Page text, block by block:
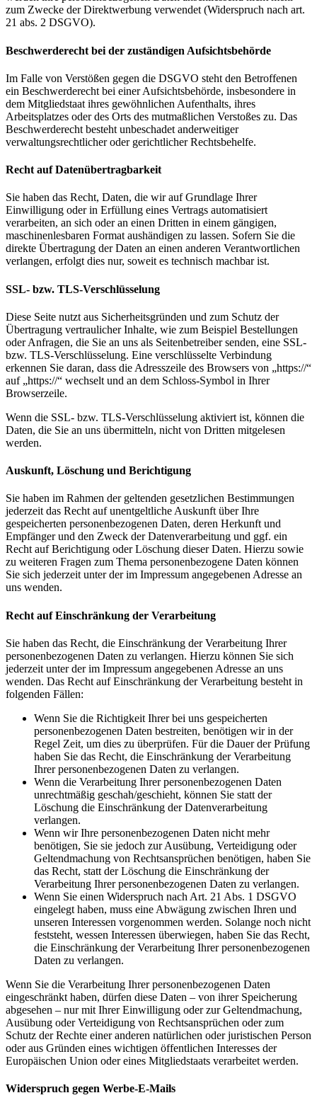
zum Zwecke der Direktwerbung verwendet (Widerspruch nach art.
21 abs. 2 DSGVO).
Beschwerderecht bei der zuständigen Aufsichtsbehörde
Im Falle von Verstößen gegen die DSGVO steht den Betroffenen
ein Beschwerderecht bei einer Aufsichtsbehörde, insbesondere in
dem Mitgliedstaat ihres gewöhnlichen Aufenthalts, ihres
Arbeitsplatzes oder des Orts des mutmaßlichen Verstoßes zu. Das
Beschwerderecht besteht unbeschadet anderweitiger
verwaltungsrechtlicher oder gerichtlicher Rechtsbehelfe.
Recht auf Datenübertragbarkeit
Sie haben das Recht, Daten, die wir auf Grundlage Ihrer
Einwilligung oder in Erfüllung eines Vertrags automatisiert
verarbeiten, an sich oder an einen Dritten in einem gängigen,
maschinenlesbaren Format aushändigen zu lassen. Sofern Sie die
direkte Übertragung der Daten an einen anderen Verantwortlichen
verlangen, erfolgt dies nur, soweit es technisch machbar ist.
SSL- bzw. TLS-Verschlüsselung
Diese Seite nutzt aus Sicherheitsgründen und zum Schutz der
Übertragung vertraulicher Inhalte, wie zum Beispiel Bestellungen
oder Anfragen, die Sie an uns als Seitenbetreiber senden, eine SSL-
bzw. TLS-Verschlüsselung. Eine verschlüsselte Verbindung
erkennen Sie daran, dass die Adresszeile des Browsers von „https://“
auf „https://“ wechselt und an dem Schloss-Symbol in Ihrer
Browserzeile.
Wenn die SSL- bzw. TLS-Verschlüsselung aktiviert ist, können die
Daten, die Sie an uns übermitteln, nicht von Dritten mitgelesen
werden.
Auskunft, Löschung und Berichtigung
Sie haben im Rahmen der geltenden gesetzlichen Bestimmungen
jederzeit das Recht auf unentgeltliche Auskunft über Ihre
gespeicherten personenbezogenen Daten, deren Herkunft und
Empfänger und den Zweck der Datenverarbeitung und ggf. ein
Recht auf Berichtigung oder Löschung dieser Daten. Hierzu sowie
zu weiteren Fragen zum Thema personenbezogene Daten können
Sie sich jederzeit unter der im Impressum angegebenen Adresse an
uns wenden.
Recht auf Einschränkung der Verarbeitung
Sie haben das Recht, die Einschränkung der Verarbeitung Ihrer
personenbezogenen Daten zu verlangen. Hierzu können Sie sich
jederzeit unter der im Impressum angegebenen Adresse an uns
wenden. Das Recht auf Einschränkung der Verarbeitung besteht in
folgenden Fällen:
Wenn Sie die Richtigkeit Ihrer bei uns gespeicherten
personenbezogenen Daten bestreiten, benötigen wir in der
Regel Zeit, um dies zu überprüfen. Für die Dauer der Prüfung
haben Sie das Recht, die Einschränkung der Verarbeitung
Ihrer personenbezogenen Daten zu verlangen.
Wenn die Verarbeitung Ihrer personenbezogenen Daten
unrechtmäßig geschah/geschieht, können Sie statt der
Löschung die Einschränkung der Datenverarbeitung
verlangen.
Wenn wir Ihre personenbezogenen Daten nicht mehr
benötigen, Sie sie jedoch zur Ausübung, Verteidigung oder
Geltendmachung von Rechtsansprüchen benötigen, haben Sie
das Recht, statt der Löschung die Einschränkung der
Verarbeitung Ihrer personenbezogenen Daten zu verlangen.
Wenn Sie einen Widerspruch nach Art. 21 Abs. 1 DSGVO
eingelegt haben, muss eine Abwägung zwischen Ihren und
unseren Interessen vorgenommen werden. Solange noch nicht
feststeht, wessen Interessen überwiegen, haben Sie das Recht,
die Einschränkung der Verarbeitung Ihrer personenbezogenen
Daten zu verlangen.
Wenn Sie die Verarbeitung Ihrer personenbezogenen Daten
eingeschränkt haben, dürfen diese Daten – von ihrer Speicherung
abgesehen – nur mit Ihrer Einwilligung oder zur Geltendmachung,
Ausübung oder Verteidigung von Rechtsansprüchen oder zum
Schutz der Rechte einer anderen natürlichen oder juristischen Person
oder aus Gründen eines wichtigen öffentlichen Interesses der
Europäischen Union oder eines Mitgliedstaats verarbeitet werden.
Widerspruch gegen Werbe-E-Mails